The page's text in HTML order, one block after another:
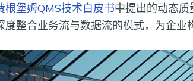
根堡姆QMS技术白皮书中提出的动态
度整合业务流与数据流的模式，为企业